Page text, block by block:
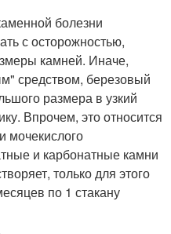
болезни
с осторожностью,
камней. Иначе,
средством, березовый
размера в узкий
Впрочем, это относится
мочекислого
и карбонатные камни
только для этого
по 1 стакану